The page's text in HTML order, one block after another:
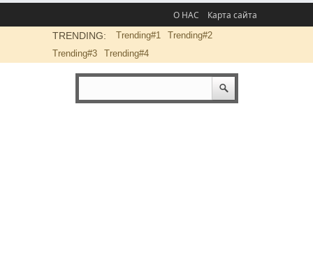
О НАС Карта сайта
TRENDING: Trending#1
Trending#2
Trending#3
Trending#4